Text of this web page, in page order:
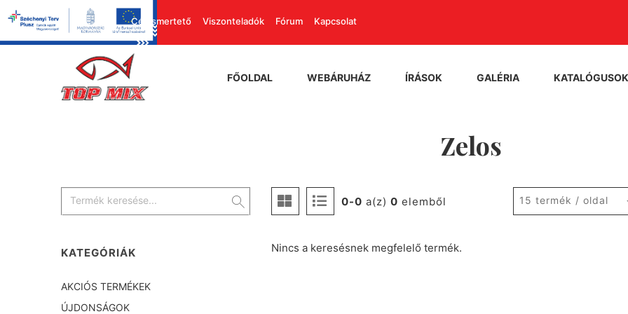
Cégismertető Viszonteladók Fórum Kapcsolat
FŐOLDAL WEBÁRUHÁZ ÍRÁSOK GALÉRIA KATALÓGUSOK
Zelos
0-0 a(z) 0 elemből 15 termék / oldal
Nincs a keresésnek megfelelő termék.
KATEGÓRIÁK
AKCIÓS TERMÉKEK
ÚJDONSÁGOK